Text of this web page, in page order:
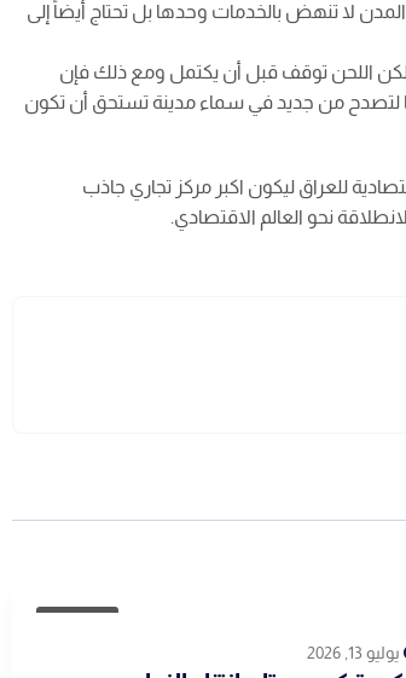
لا تنهض بالخدمات وحدها بل تحتاج أيضاً إلى
لكن اللحن توقف قبل أن يكتمل ومع ذلك فإن
لتصدح من جديد في سماء مدينة تستحق أن تكون
للعراق ليكون اكبر مركز تجاري جاذب
نحو العالم الاقتصادي.
يوليو 13, 2026